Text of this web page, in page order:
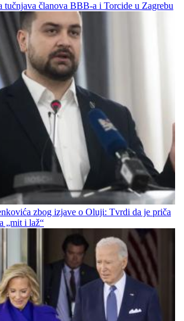
tučnjava članova BBB-a i Torcide u Zagrebu
zbog izjave o Oluji: Tvrdi da je priča
„mit i laž“